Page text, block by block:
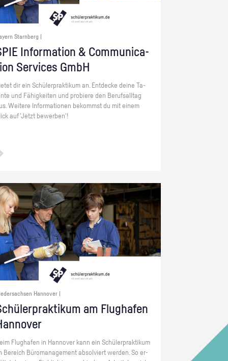
Starnberg |
In­for­ma­ti­on & Com­mu­ni­ca­
Ser­vices GmbH
dir ein Schü­ler­prak­ti­kum an. Ent­de­cke deine Ta­
und Fä­hig­kei­ten und pro­bie­re den Be­rufs­all­tag
Wei­te­re In­for­ma­tio­nen be­kommst du mit einem
auf 'Jetzt be­wer­ben'!
Hannover |
am Flug­ha­fen
Flug­ha­fen in Han­no­ver kann ein Schü­ler­prak­ti­kum
Be­reich Bü­ro­ma­nage­ment ab­sol­viert wer­den. So er­